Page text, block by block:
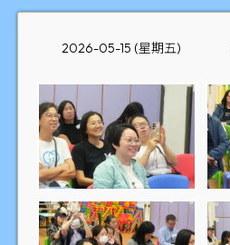
2026-05-15 (星期五)